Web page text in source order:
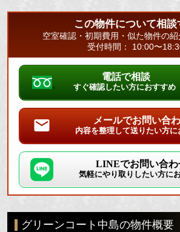
この物件について相談
空室確認・初期費用・似た物件の
受付時間： 10:00〜
電話で相談
すぐ確認したい方におすすめ
メールでお問い合
内容を整理して送りたい方に
LINEでお問い合わ
気軽にやり取りしたい方に
グリーンコート中島の物件概要